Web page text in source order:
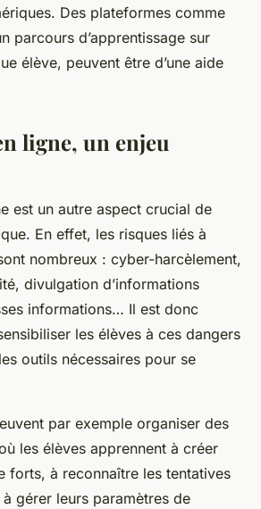
Des plateformes comme
parcours d’apprentissage sur
élève, peuvent être d’une aide
ligne, un enjeu
est un autre aspect crucial de
En effet, les risques liés à
nombreux : cyber-harcèlement,
divulgation d’informations
informations… Il est donc
les élèves à ces dangers
outils nécessaires pour se
par exemple organiser des
les élèves apprennent à créer
forts, à reconnaître les tentatives
gérer leurs paramètres de